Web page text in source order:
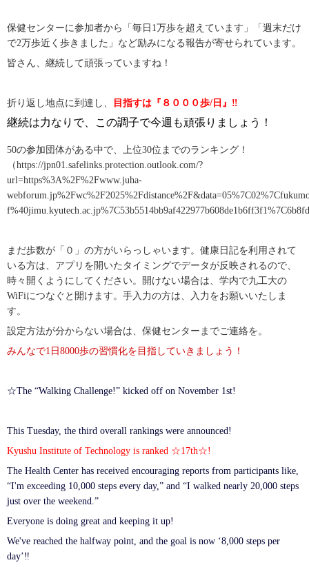
保健センターに参加者から「毎日1万歩を超えています」「週末だけ
で2万歩近く歩きました」など励みになる報告が寄せられています。
皆さん、継続して頑張っていますね！
折り返し地点に到達し、 目指すは『８０００歩/日』‼
継続は力なりで、こ の調子で今週も頑張りましょう！
50の参加団体がある中で、上位30位までのランキング！
（https://jpn01.safelinks.protection.outlook.com/?
url=https%3A%2F%2Fwww.juha-
まだ歩数が「０」の方がいらっしゃいます。健康日記を利用されて
いる方は、アプリを開いたタイミングでデータが反映されるので、
時々開くようにしてください。開けない場合は、学内で九工大の
WiFiにつなぐと開けます。手入力の方は、入力をお願いいたしま
す。
設定方法が分からない場合は、保健センターまでご連絡を。
みんなで1 日 8000歩の習慣化を目指していきましょう！
☆The “Walking Challenge!” kicked off on November 1st!
This Tuesday, the third overall rankings were announced!
Kyushu Institute of Technology is ranked ☆17th☆!
The Health Center has received encouraging reports from participants like,
“I'm exceeding 10,000 steps every day,” and “I walked nearly 20,000 steps
just over the weekend.”
Everyone is doing great and keeping it up!
We've reached the halfway point, and the goal is now ‘8,000 steps per
day’‼